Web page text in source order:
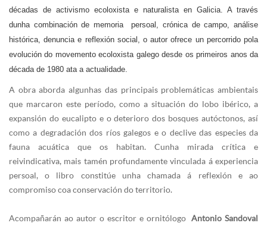
décadas de activismo ecoloxista e naturalista en Galicia. A través
dunha combinación de memoria persoal, crónica de campo, análise
histórica, denuncia e reflexión social, o autor ofrece un percorrido pola
evolución do movemento ecoloxista galego desde os primeiros anos da
década de 1980 ata a actualidade.
A obra aborda algunhas das principais problemáticas ambientais
que marcaron este período, como a situación do lobo ibérico, a
expansión do eucalipto e o deterioro dos bosques autóctonos, así
como a degradación dos ríos galegos e o declive das especies da
fauna acuática que os habitan. Cunha mirada crítica e
reivindicativa, mais tamén profundamente vinculada á experiencia
persoal, o libro constitúe unha chamada á reflexión e ao
compromiso coa conservación do territorio.
Acompañarán ao autor o escritor e ornitólogo Antonio Sandoval